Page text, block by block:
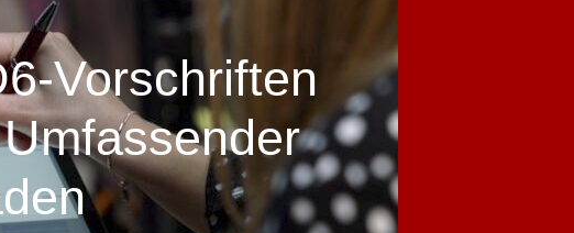
Vorschriften